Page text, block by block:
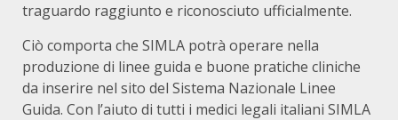
traguardo raggiunto e riconosciuto ufficialmente.
Ciò comporta che SIMLA potrà operare nella
produzione di linee guida e buone pratiche cliniche
da inserire nel sito del Sistema Nazionale Linee
Guida. Con l’aiuto di tutti i medici legali italiani SIMLA